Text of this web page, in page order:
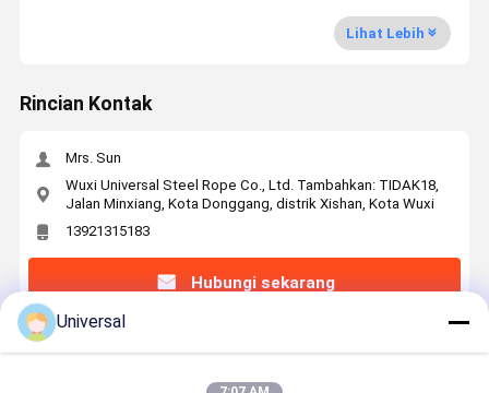
Lihat Lebih
Rincian Kontak
Mrs. Sun
Wuxi Universal Steel Rope Co., Ltd. Tambahkan: TIDAK18,
Jalan Minxiang, Kota Donggang, distrik Xishan, Kota Wuxi
13921315183
Hubungi sekarang
Dapatkan Harga Terbaik Untuk
Universal